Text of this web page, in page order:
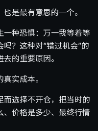
是最有意思的一个。
一种恐惧：万一我等着等
？这种对”错过机会”的
的重要原因。
实成本。
而选择不开仓，把当时的
、价格是多少、最终行情